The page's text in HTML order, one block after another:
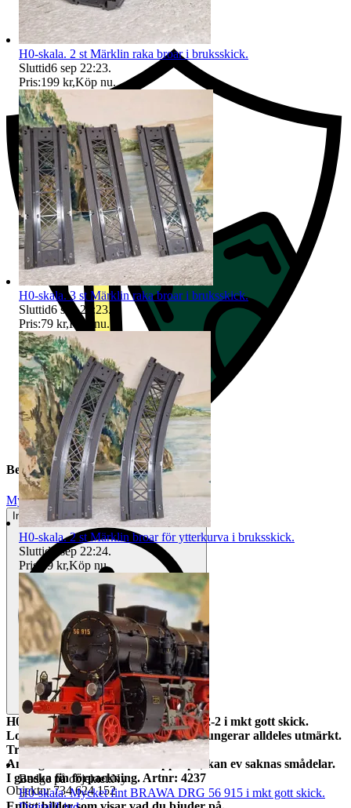
Ersättning om du inte får din vara
Beskrivning
Mycket gott skick
Inga eller minimala tecken på användning
H0-skala. Snyggt Fleischmann 218 362-2 i mkt gott skick.
Lok av hyfsat sentida utförande som fungerar alldeles utmärkt.
Troligen lite använt. Med belysning.
Analog modell. Sitter Profikoppel på, kan ev saknas smådelar.
I ganska fin förpackning. Artnr: 4237
Objektnr 734 624 152
H0-skala. 2 st Märklin raka broar i bruksskick.
Sluttid6 sep 22:23.
Pris:199 kr,Köp nu.
H0-skala. 3 st Märklin raka broar i bruksskick.
Sluttid6 sep 22:23.
Pris:79 kr,Köp nu.
H0-skala. 2 st Märklin broar för ytterkurva i bruksskick.
Sluttid6 sep 22:24.
Pris: 69 kr,Köp nu.
Badge på objektet:Ny
H0-skala. Mycket fint BRAWA DRG 56 915 i mkt gott skick.